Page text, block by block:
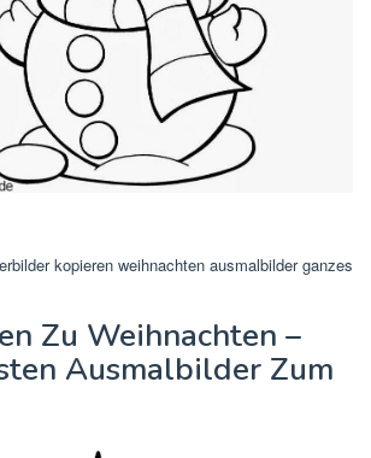
kopieren weihnachten ausmalbilder ganzes
Zu Weihnachten –
Ausmalbilder Zum